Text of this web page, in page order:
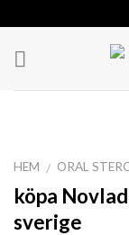
to
content
HEM / ORAL
köpa
sverige